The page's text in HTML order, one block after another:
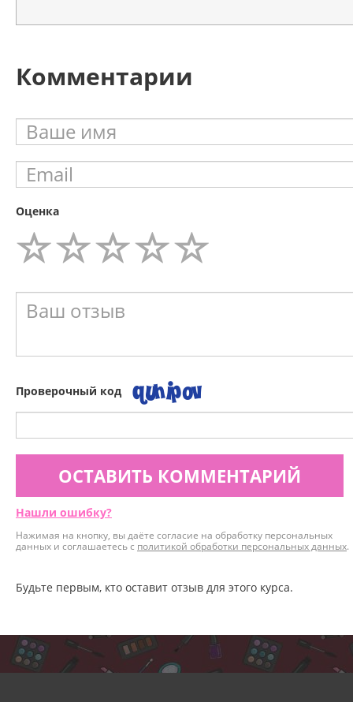
Комментарии
Оценка
Проверочный код
ОСТАВИТЬ КОММЕНТАРИЙ
Нашли ошибку?
Нажимая на кнопку, вы даёте согласие на обработку персональных
данных и соглашаетесь с политикой обработки персональных данных.
Будьте первым, кто оставит отзыв для этого курса.